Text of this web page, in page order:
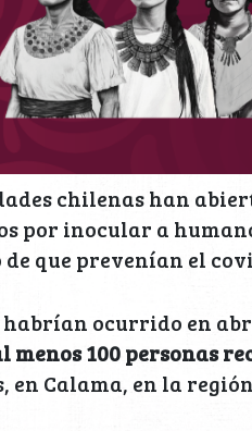
chilenas han
por inocular a
que prevenían el
habrían ocurrido en
menos 100 personas
en Calama, en la